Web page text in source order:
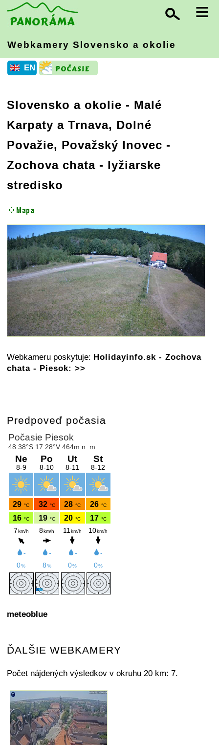
≡
Webkamery Slovensko a okolie
EN
Slovensko a okolie - Malé
Karpaty a Trnava, Dolné
Považie, Považský Inovec -
Zochova chata - lyžiarske
stredisko
Webkameru poskytuje: Holidayinfo.sk - Zochova
chata - Piesok: >>
Predpoveď počasia
meteoblue
ĎALŠIE WEBKAMERY
Počet nájdených výsledkov v okruhu 20 km: 7.